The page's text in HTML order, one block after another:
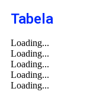
Tabela
Loading...
Loading...
Loading...
Loading...
Loading...